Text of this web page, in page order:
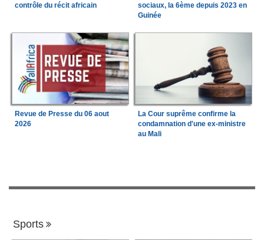
contrôle du récit africain
sociaux, la 6ème depuis 2023 en
Guinée
Revue de Presse du 06 aout
2026
La Cour suprême confirme la
condamnation d'une ex-ministre
au Mali
Sports